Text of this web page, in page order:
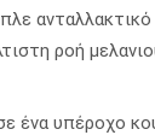
ροή
ένα υπέροχο